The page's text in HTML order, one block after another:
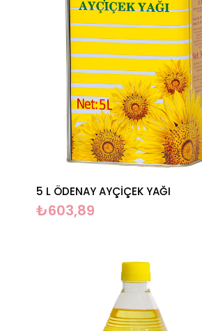
5 L ÖDENAY AYÇİÇEK YAĞI
₺603,89